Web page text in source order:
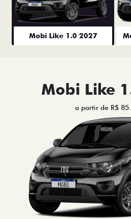
Mobi Like 1.0 2027
Mobi Like
a partir de R$